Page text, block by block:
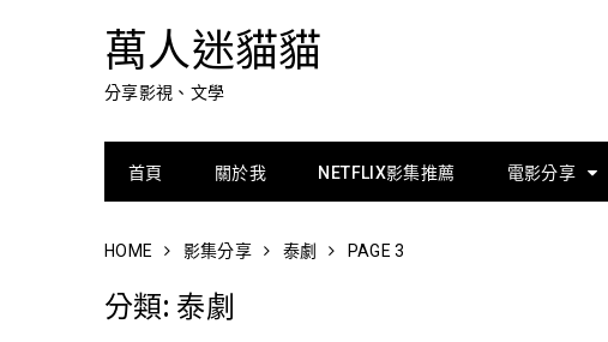
萬人迷貓貓
分享影視、文學
首頁 關於我 NETFLIX影集推薦 電影分享
HOME 影集分享 泰劇 PAGE 3
分類: 泰劇